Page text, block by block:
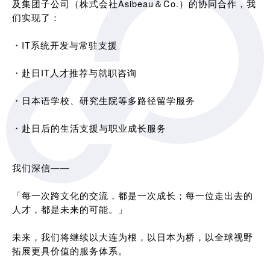
及集团子公司（株式会社Asibeau＆Co.）的协同合作，我
们实现了：
・IT系统开发与常驻支援
・赴日IT人才推荐与就职咨询
・日本语学校、研究生院等多路径留学服务
・赴日后的生活支援与职业成长服务
我们深信——
「每一次跨文化的交流，都是一次成长；每一位走出去的
人才，都是未来的可能。」
未来，我们将继续以大连为根，以日本为桥，以全球视野
拓展更具价值的服务体系。